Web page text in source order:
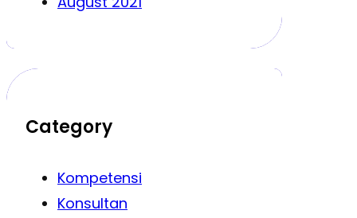
Category
Kompetensi
Konsultan